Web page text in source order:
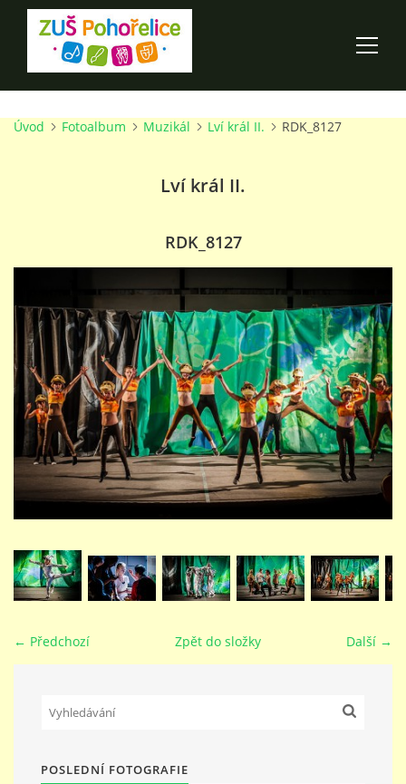
ÚVOD
100 LET ZUŠ POHOŘELICE
PRO RODIČE
TALENTOVÉ ZKOUŠKY
STUDIJNÍ OBORY
VIDEA - FILMOVÁ TVORBA
Úvod Fotoalbum Muzikál Lví král II. RDK_8127
Lví král II.
RDK_8127
← Předchozí Další →
Zpět do složky
POSLEDNÍ FOTOGRAFIE